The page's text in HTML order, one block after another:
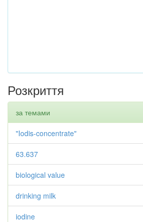
Розкриття
за темами
"Iodis-concentrate"
63.637
biological value
drinking milk
iodine